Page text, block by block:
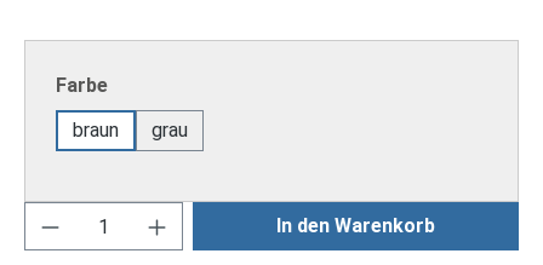
Farbeauswählen
braun
grau
Produkt Anzahl: Gib den gewünschten
In den Warenkorb